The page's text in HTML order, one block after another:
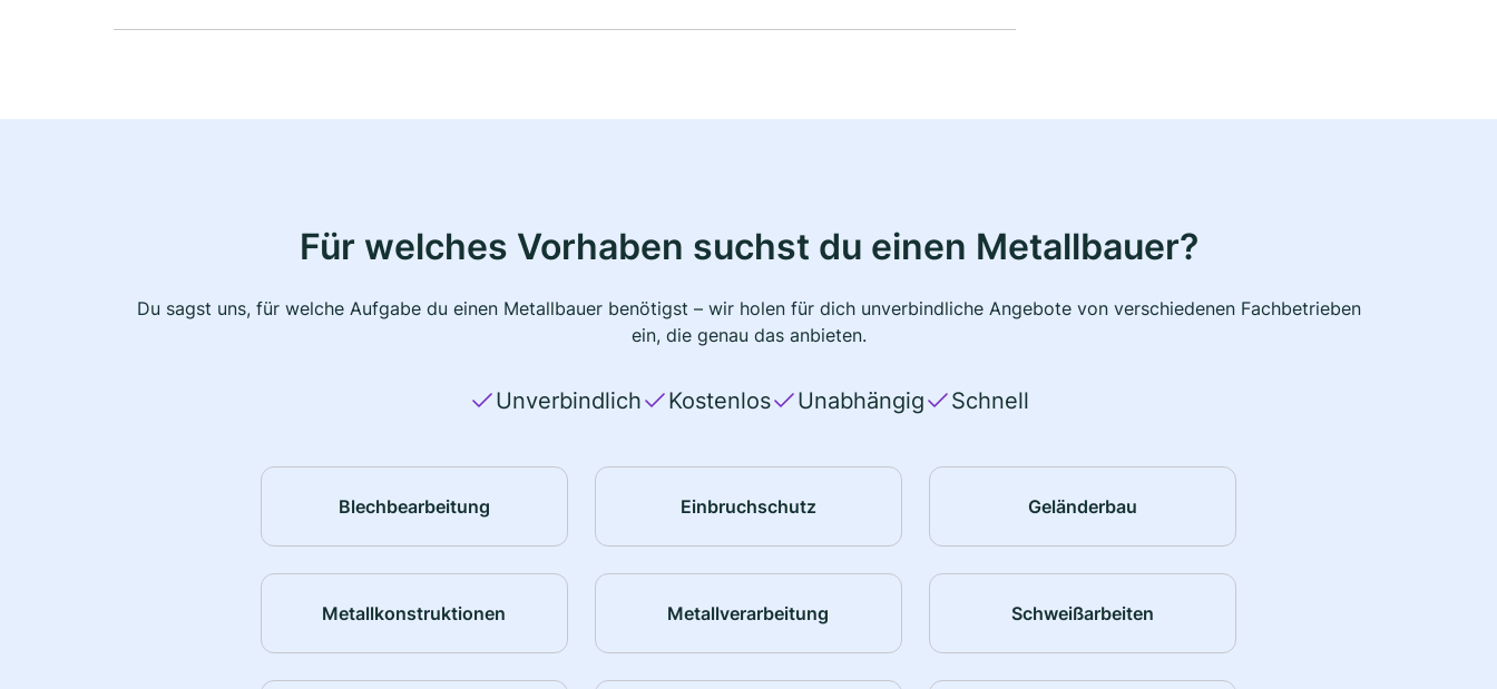
Für welches Vorhaben suchst du einen Metallbauer?
Du sagst uns, für welche Aufgabe du einen Metallbauer benötigst – wir holen für dich unverbindliche Angebote von verschiedenen Fachbetrieben
ein, die genau das anbieten.
Unverbindlich Kostenlos Unabhängig Schnell
Blechbearbeitung Einbruchschutz Geländerbau
Metallkonstruktionen Metallverarbeitung Schweißarbeiten